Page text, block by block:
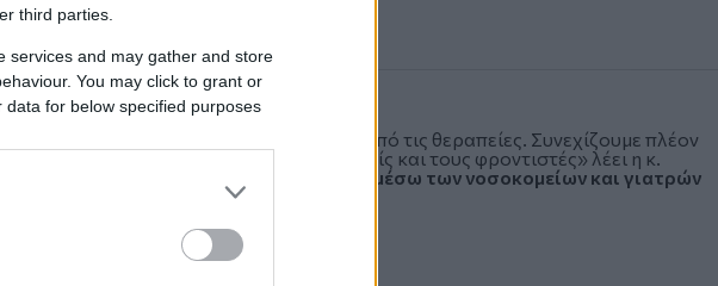
third parties.
services and may gather and store
You may click to grant or
for below specified purposes
είπαν ότι αισθάνθηκαν πολύ ωραία από τις θεραπείες. Συνεχίζουμε πλέον
χωρίζοντας σε δύο ομάδες τους ασθενείς και τους φροντιστές» λέει η κ.
η διασύνδεση με τους ασθενείς γίνεται μέσω των νοσοκομείων και γιατρών
τη δράση της «Αίγλης».